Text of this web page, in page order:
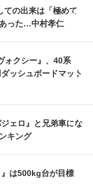
ての出来は「極めて
った…中村孝仁
ォクシー』、40系
ッシュボードマット
ェロ』と兄弟車にな
キング
は500kg台が目標